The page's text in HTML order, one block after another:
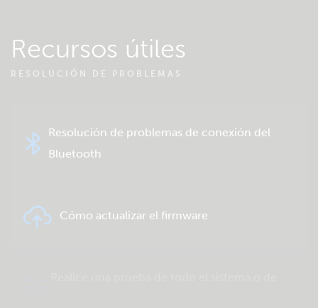
Recursos útiles
RESOLUCIÓN DE PROBLEMAS
Resolución de problemas de conexión del
Bluetooth
Cómo actualizar el firmware